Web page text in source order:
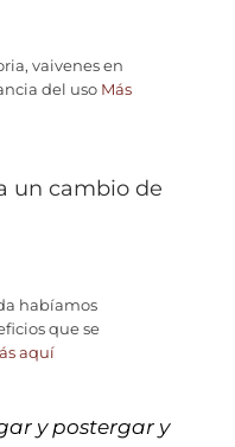
vaivenes en
del uso Más
un cambio de
habíamos
que se
aquí
y postergar y